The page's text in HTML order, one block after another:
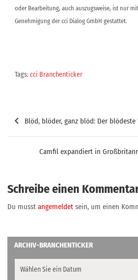
oder Bearbeitung, auch auszugsweise, ist nur
Genehmigung der cci Dialog GmbH gestattet.
Tags:cci Branchenticker
Beitragsnavigation
Blöd, blöder, ganz blöd: Der blödeste
Camfil expandiert in
Schreibe einen
Du musst angemeldet sein, um einen
ARCHIV-BRANCHENTICKER